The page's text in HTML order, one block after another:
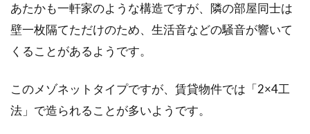
じられやすいため人気ですよね。しかし、オー
トロック...
「窓」と「扉」の違いは何？それぞ
れの建具の用途とは？
あたかも一軒家のような構造ですが、隣の部屋同士は
壁一枚隔てただけのため、生活音などの騒音が響いて
くることがあるようです。
このメゾネットタイプですが、賃貸物件では「2×4工
法」で造られることが多いようです。